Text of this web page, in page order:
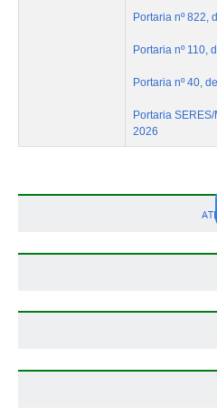
Portaria nº 822,
Portaria nº 110,
Portaria nº 40,
Portaria
2026